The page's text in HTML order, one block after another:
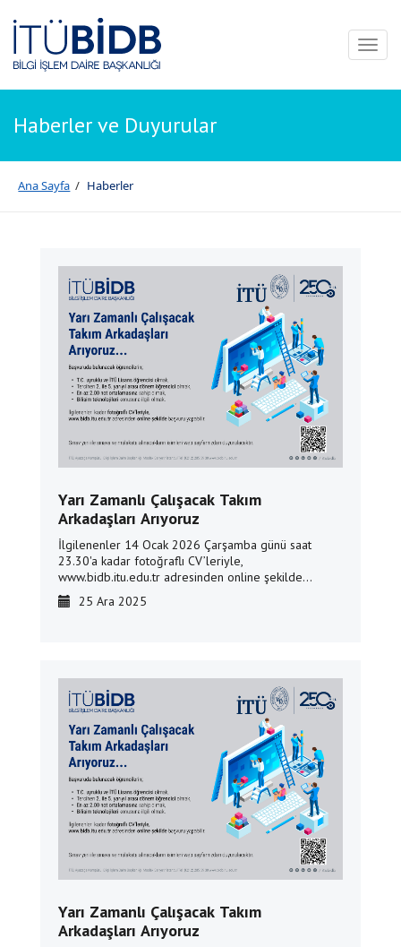
Haberler ve Duyurular
Ana Sayfa / Haberler
Yarı Zamanlı Çalışacak Takım
Arkadaşları Arıyoruz
İlgilenenler 14 Ocak 2026 Çarşamba günü saat
23.30'a kadar fotoğraflı CV’leriyle,
www.bidb.itu.edu.tr adresinden online şekilde
başvuru yapabilir.
25 Ara 2025
Yarı Zamanlı Çalışacak Takım
Arkadaşları Arıyoruz